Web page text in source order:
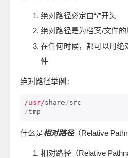
绝对路径必定由“/”开头
绝对路径是为档案/文件
在任何时候，都可以用绝
件
绝对路径举例：
/usr/share /
/tmp
什么是相对路径（Relative
相对路径（Relative